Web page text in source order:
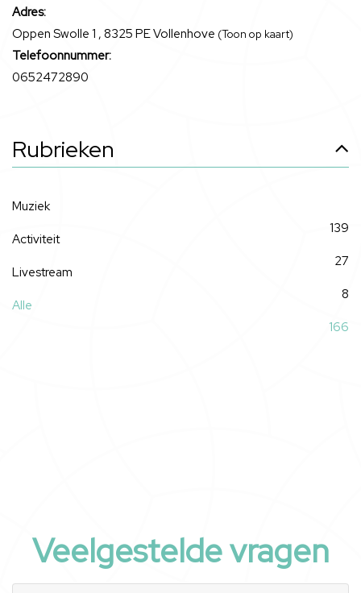
Adres:
Oppen Swolle 1 , 8325 PE Vollenhove (Toon op kaart)
Telefoonnummer:
0652472890
Rubrieken
Muziek
139
Activiteit
27
Livestream
8
Alle
166
Veelgestelde vragen